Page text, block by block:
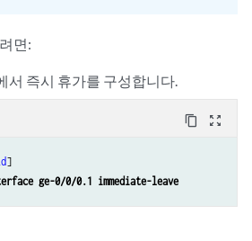
면:
서 즉시 휴가를 구성합니다.
content_copy zoom_out_map
]
ge-0/0/0.1 immediate-leave